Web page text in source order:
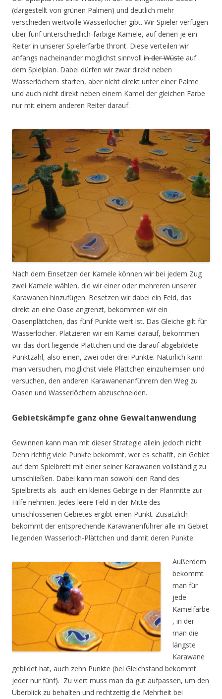
(dargestellt von grünen Palmen) und deutlich mehr
verschieden wertvolle Wasserlöcher gibt. Wir Spieler verfügen
über fünf unterschiedlich-farbige Kamele, auf denen je ein
Reiter in unserer Spielerfarbe thront. Diese verteilen wir
anfangs nacheinander möglichst sinnvoll in der Wüste auf
dem Spielplan. Dabei dürfen wir zwar direkt neben
Wasserlöchern starten, aber nicht direkt unter einer Palme
und auch nicht direkt neben einem Kamel der gleichen Farbe
nur mit einem anderen Reiter darauf.
Nach dem Einsetzen der Kamele können wir bei jedem Zug
zwei Kamele wählen, die wir einer oder mehreren unserer
Karawanen hinzufügen. Besetzen wir dabei ein Feld, das
direkt an eine Oase angrenzt, bekommen wir ein
Oasenplättchen, das fünf Punkte wert ist. Das Gleiche gilt für
Wasserlöcher. Platzieren wir ein Kamel darauf, bekommen
wir das dort liegende Plättchen und die darauf abgebildete
Punktzahl, also einen, zwei oder drei Punkte. Natürlich kann
man versuchen, möglichst viele Plättchen einzuheimsen und
versuchen, den anderen Karawanenanführern den Weg zu
Oasen und Wasserlöchern abzuschneiden.
Gebietskämpfe ganz ohne Gewaltanwendung
Gewinnen kann man mit dieser Strategie allein jedoch nicht.
Denn richtig viele Punkte bekommt, wer es schafft, ein Gebiet
auf dem Spielbrett mit einer seiner Karawanen vollständig zu
umschließen. Dabei kann man sowohl den Rand des
Spielbretts als auch ein kleines Gebirge in der Planmitte zur
Hilfe nehmen. Jedes leere Feld in der Mitte des
umschlossenen Gebietes ergibt einen Punkt. Zusätzlich
bekommt der entsprechende Karawanenführer alle im Gebiet
liegenden Wasserloch-Plättchen und damit deren Punkte.
Außerdem
bekommt
man für
jede
Kamelfarbe
, in der
man die
längste
Karawane
gebildet hat, auch zehn Punkte (bei Gleichstand bekommt
jeder nur fünf). Zu viert muss man da gut aufpassen, um den
Überblick zu behalten und rechtzeitig die Mehrheit bei